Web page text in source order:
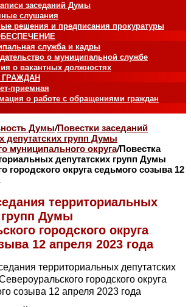
заседаний Думы
слушания
решения и предписания прокуратуры
служба и кадры
о муниципальной службе
о вакантных должностях
приемная
о работе с обращениями граждан
Думы/Повестки заседаний
депутатских групп Думы
муниципального округа/Повестка
депутатских групп Думы
городского округа седьмого созыва 12
территориальных
групп Думы
городского округа
12 апреля 2023 года